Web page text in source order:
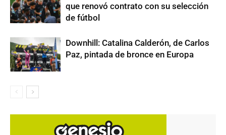
que renovó contrato con su selección
de fútbol
Downhill: Catalina Calderón, de Carlos
Paz, pintada de bronce en Europa